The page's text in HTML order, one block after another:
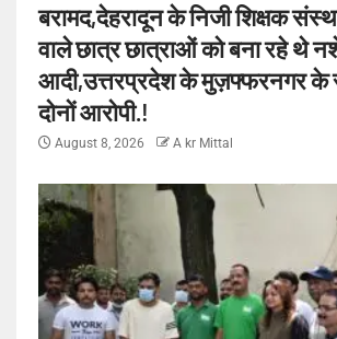
बरामद,देहरादून के निजी शिक्षक
वाले छात्र छात्राओं को बना रहे थे
आदी,उत्तरप्रदेश के मुज़फ्फरनगर के
दोनों आरोपी.!
August 8, 2026 A kr Mittal